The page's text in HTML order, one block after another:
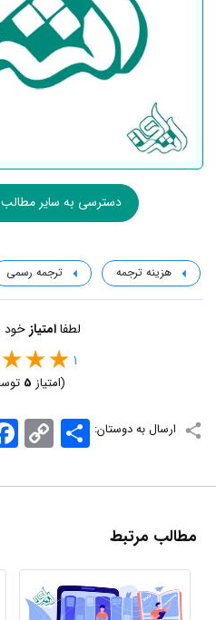
دسترسی به سایر
هزینه ترجمه ترجمه رسمی
لطفاامتیاز خود
1
(امتیاز 5
ارسال به دوستان: Copy
Link
اشتراک
مطالب مرتبط